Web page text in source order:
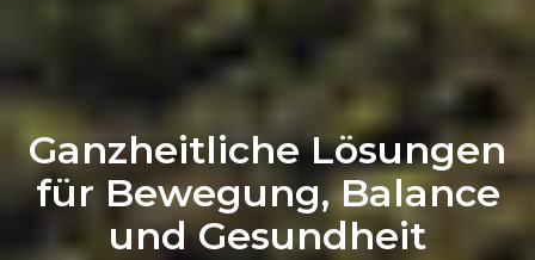
Ganzheitliche Lösungen
für Bewegung, Balance
und Gesundheit